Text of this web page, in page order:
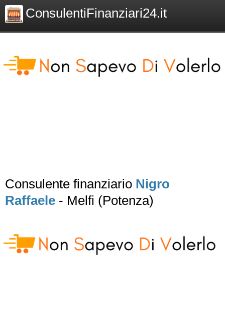
ConsulentiFinanziari24.it
Consulente finanziario Nigro
Raffaele - Melfi (Potenza)